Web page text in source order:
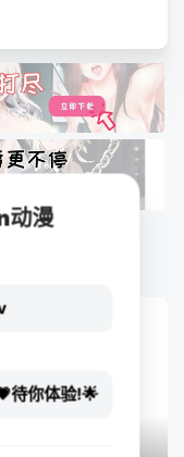
动漫
待你体验!🌟